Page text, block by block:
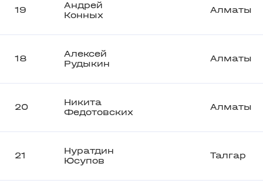
19
Андрей
Конных
Алматы
18
Алексей
Рудыкин
Алматы
20
Никита
Федотовских
Алматы
21
Нуратдин
Юсупов
Талгар